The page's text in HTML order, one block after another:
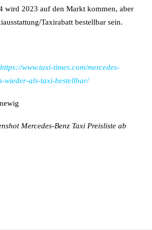
wird 2023 auf den Markt kommen, aber
Taxirabatt bestellbar sein.
https://www.taxi-times.com/mercedes-
wieder-als-taxi-bestellbar/
Mercedes-Benz Taxi Preisliste ab